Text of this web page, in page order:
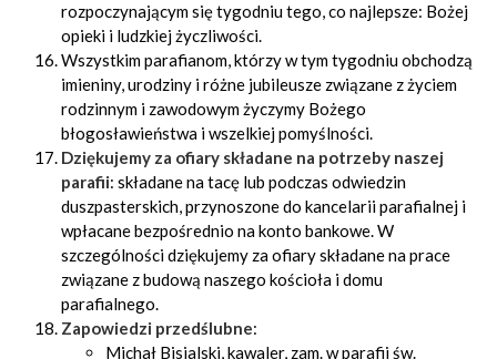
rozpoczynającym się tygodniu tego, co najlepsze: Bożej
opieki i ludzkiej życzliwości.
Wszystkim parafianom, którzy w tym tygodniu obchodzą
imieniny, urodziny i różne jubileusze związane z życiem
rodzinnym i zawodowym życzymy Bożego
błogosławieństwa i wszelkiej pomyślności.
Dziękujemy za ofiary składane na potrzeby naszej
parafii: składane na tacę lub podczas odwiedzin
duszpasterskich, przynoszone do kancelarii parafialnej i
wpłacane bezpośrednio na konto bankowe. W
szczególności dziękujemy za ofiary składane na prace
związane z budową naszego kościoła i domu
parafialnego.
Zapowiedzi przedślubne:
Michał Bisialski, kawaler, zam. w parafii św.